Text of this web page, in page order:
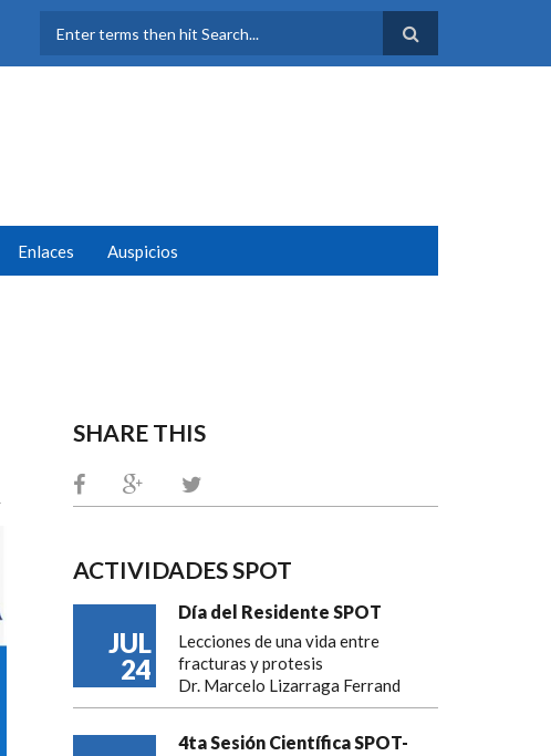
FORMULARIO DE
Enlaces Auspicios
SHARE THIS
ACTIVIDADES SPOT
JUL
24
Día del Residente SPOT
Lecciones de una vida entre
fracturas y protesis
Dr. Marcelo Lizarraga Ferrand
4ta Sesión Científica SPOT-